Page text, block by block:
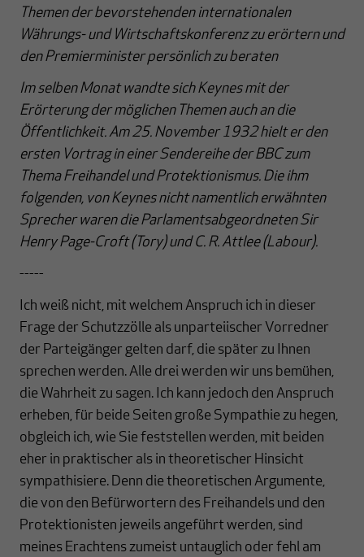
Themen der bevorstehenden internationalen
Währungs- und Wirtschaftskonferenz zu erörtern und
den Premierminister persönlich zu beraten
Im selben Monat wandte sich Keynes mit der
Erörterung der möglichen Themen auch an die
Öffentlichkeit. Am 25. November 1932 hielt er den
ersten Vortrag in einer Sendereihe der BBC zum
Thema Freihandel und Protektionismus. Die ihm
folgenden, von Keynes nicht namentlich erwähnten
Sprecher waren die Parlamentsabgeordneten Sir
Henry Page-Croft (Tory) und C. R. Attlee (Labour).
-----
Ich weiß nicht, mit welchem Anspruch ich in dieser
Frage der Schutzzölle als unparteiischer Vorredner
der Parteigänger gelten darf, die später zu Ihnen
sprechen werden. Alle drei werden wir uns bemühen,
die Wahrheit zu sagen. Ich kann jedoch den Anspruch
erheben, für beide Seiten große Sympathie zu hegen,
obgleich ich, wie Sie feststellen werden, mit beiden
eher in praktischer als in theoretischer Hinsicht
sympathisiere. Denn die theoretischen Argumente,
die von den Befürwortern des Freihandels und den
Protektionisten jeweils angeführt werden, sind
meines Erachtens zumeist untauglich oder fehl am